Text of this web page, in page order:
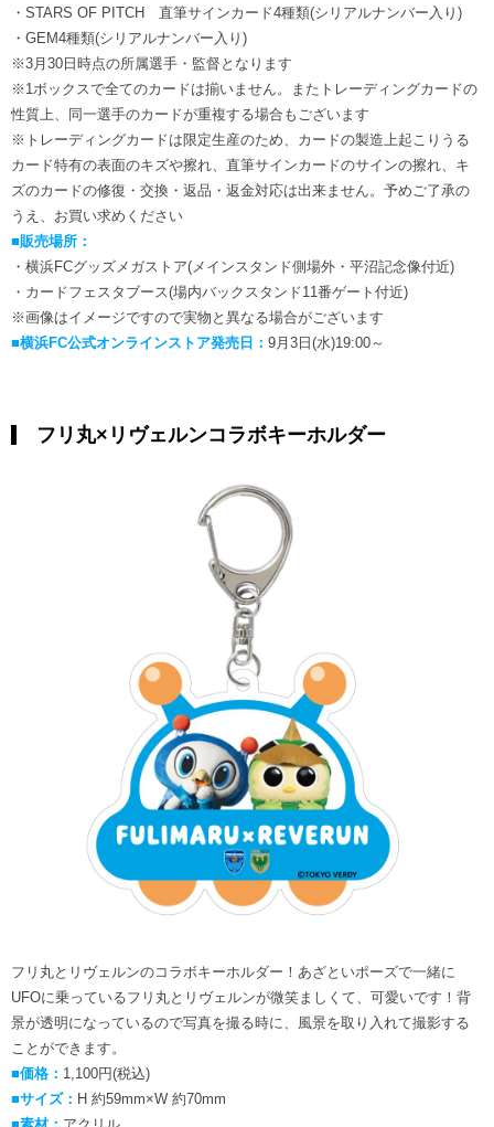
・STARS OF PITCH 直筆サインカード4種類(シリアルナンバー入り)
・GEM4種類(シリアルナンバー入り)
※3月30日時点の所属選手・監督となります
※1ボックスで全てのカードは揃いません。またトレーディングカードの
性質上、同一選手のカードが重複する場合もございます
※トレーディングカードは限定生産のため、カードの製造上起こりうる
カード特有の表面のキズや擦れ、直筆サインカードのサインの擦れ、キ
ズのカードの修復・交換・返品・返金対応は出来ません。予めご了承の
うえ、お買い求めください
■販売場所：
・横浜FCグッズメガストア(メインスタンド側場外・平沼記念像付近)
・カードフェスタブース(場内バックスタンド11番ゲート付近)
※画像はイメージですので実物と異なる場合がございます
■横浜FC公式オンラインストア発売日： 9月3日(水)19:00～
フリ丸×リヴェルンコラボキーホルダー
フリ丸とリヴェルンのコラボキーホルダー！あざといポーズで一緒に
UFOに乗っているフリ丸とリヴェルンが微笑ましくて、可愛いです！背
景が透明になっているので写真を撮る時に、風景を取り入れて撮影する
ことができます。
■価格： 1,100円(税込)
■サイズ： H 約59mm×W 約70mm